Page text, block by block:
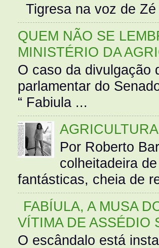
Tigresa na voz de
QUEM NÃO SE
MINISTÉRIO DA
O caso da divulgação
parlamentar do
“ Fabiula ...
Por Roberto
colheitadeira
fantásticas, cheia de
FABÍULA, A MUSA
VÍTIMA DE ASSÉDIO
O escândalo está